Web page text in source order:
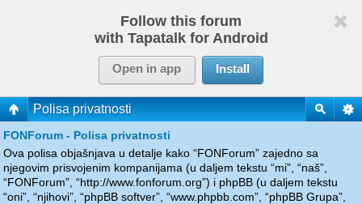
Follow this forum
with Tapatalk for Android
Open in app Install
Polisa privatnosti
FONForum - Polisa privatnosti
Ova polisa objašnjava u detalje kako “FONForum” zajedno sa
njegovim prisvojenim kompanijama (u daljem tekstu “mi”, “naš”,
“FONForum”, “http://www.fonforum.org”) i phpBB (u daljem tekstu
“oni”, “njihovi”, “phpBB softver”, “www.phpbb.com”, “phpBB Grupa”,